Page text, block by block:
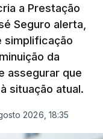
a Prestação
Seguro alerta,
simplificação
da
assegurar que
situação atual.
2026, 18:35